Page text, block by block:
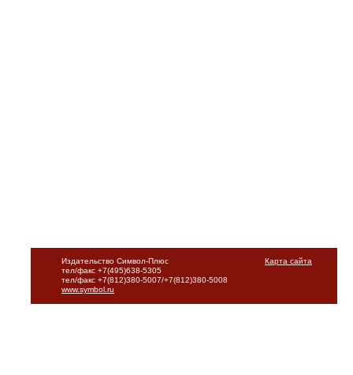
Карта сайта
Издательство Символ-Плюс
тел/факс +7(495)638-5305
тел/факс +7(812)380-5007/+7(812)380-5008
www.symbol.ru